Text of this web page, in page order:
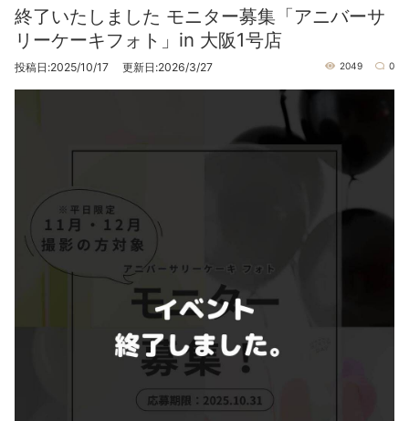
終了いたしました モニター募集「アニバーサ
リーケーキフォト」in 大阪1号店
投稿日:2025/10/17 更新日:2026/3/27 2049 0